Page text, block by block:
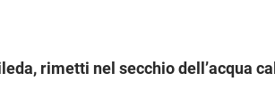
rimetti nel secchio dell’acqua